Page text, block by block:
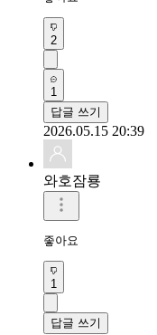
2
1
답글 쓰기
2026.05.15 20:39
와호잠룡
좋아요
1
답글 쓰기